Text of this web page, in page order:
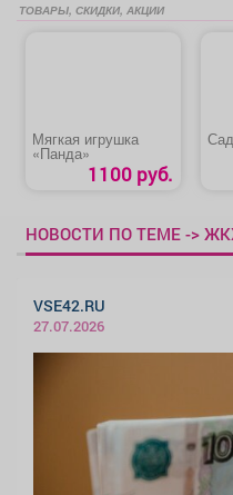
ТОВАРЫ, СКИДКИ, АКЦИИ
Мягкая игрушка
«Панда»
1100 руб.
НОВОСТИ ПО ТЕМЕ ->
VSE42.RU
27.07.2026